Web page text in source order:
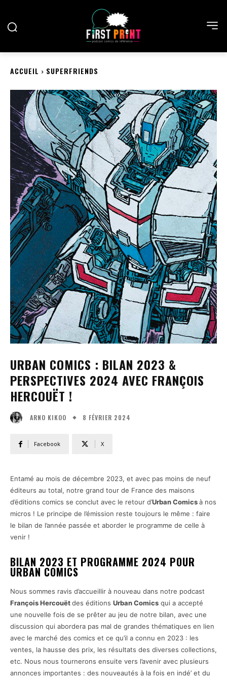
ACCUEIL SUPERFRIENDS
URBAN COMICS : BILAN 2023 &
PERSPECTIVES 2024 AVEC FRANÇOIS
HERCOUËT !
ARNO KIKOO 8 FÉVRIER 2024
Facebook X
Entamé au mois de décembre 2023, et avec pas moins de neuf
éditeurs au total, notre grand tour de France des maisons
d’éditions comics se conclut avec le retour d’Urban Comicsà nos
micros ! Le principe de l’émission reste toujours le même : faire
le bilan de l’année passée et aborder le programme de celle à
venir !
BILAN 2023 ET PROGRAMME 2024 POUR
URBAN COMICS
Nous sommes ravis d’accueillir à nouveau dans notre podcast
François Hercouëtdes éditions Urban Comics qui a accepté
une nouvelle fois de se prêter au jeu de notre bilan, avec une
discussion qui abordera pas mal de grandes thématiques en lien
avec le marché des comics et ce qu’il a connu en 2023 : les
ventes, la hausse des prix, les résultats des diverses collections,
etc. Nous nous tournerons ensuite vers l’avenir avec plusieurs
annonces importantes : des nouveautés à la fois en indé’ et du